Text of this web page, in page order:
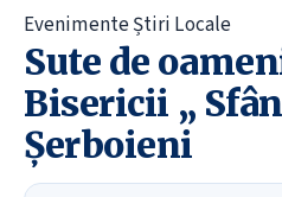
EvenimenteȘtiri Locale
Sute de
Bisericii „
Șerboieni